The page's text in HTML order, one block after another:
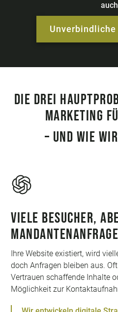
Unverbindliche
DIE DREI
MARKETING
– UND WIE
Viele Besucher,
Ihre Website existiert, wird
doch Anfragen bleiben aus.
Vertrauen schaffende Inhalte
Möglichkeit zur